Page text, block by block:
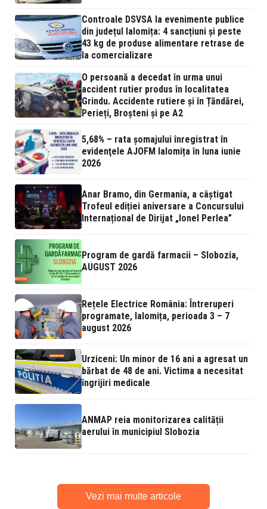
Controale DSVSA la evenimente publice
din județul Ialomița: 4 sancțiuni și peste
43 kg de produse alimentare retrase de
la comercializare
O persoană a decedat în urma unui
accident rutier produs în localitatea
Grindu. Accidente rutiere și în Țăndărei,
Perieți, Broșteni și pe A2
5,68% – rata şomajului înregistrat în
evidenţele AJOFM Ialomița în luna iunie
2026
Anar Bramo, din Germania, a câștigat
Trofeul ediției aniversare a Concursului
Internațional de Dirijat „Ionel Perlea”
Program de gardă farmacii – Slobozia,
AUGUST 2026
Rețele Electrice România: Întreruperi
programate, Ialomița, perioada 3 – 7
august 2026
Urziceni: Un minor de 16 ani a agresat un
bărbat de 48 de ani. Victima a necesitat
îngrijiri medicale
ANMAP reia monitorizarea calității
aerului în municipiul Slobozia
Vezi mai multe articole